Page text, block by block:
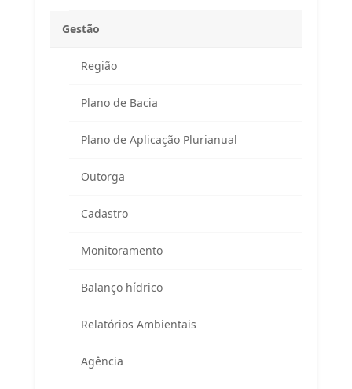
Gestão
Região
Plano de Bacia
Plano de Aplicação Plurianual
Outorga
Cadastro
Monitoramento
Balanço hídrico
Relatórios Ambientais
Agência
Atendimento ao Público / Correspondências
Fazenda Caxias – Seropédica/RJ – CEP 23895-265
Rodovia BR 465, km 7 (Campus da UFRRJ)
Seropédica/RJ – CEP 23897-000
E-mail:guandu@agevap.org.br